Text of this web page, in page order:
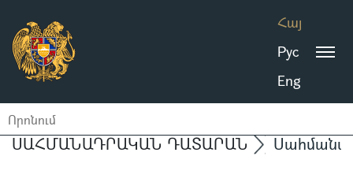
Հայ
Рус
Eng
ՍԱՀՄԱՆԱԴՐԱԿԱՆ ԴԱՏԱՐԱՆ